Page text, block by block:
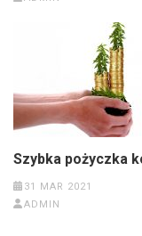
Szybka pożyczka
31 MAR 2021
ADMIN